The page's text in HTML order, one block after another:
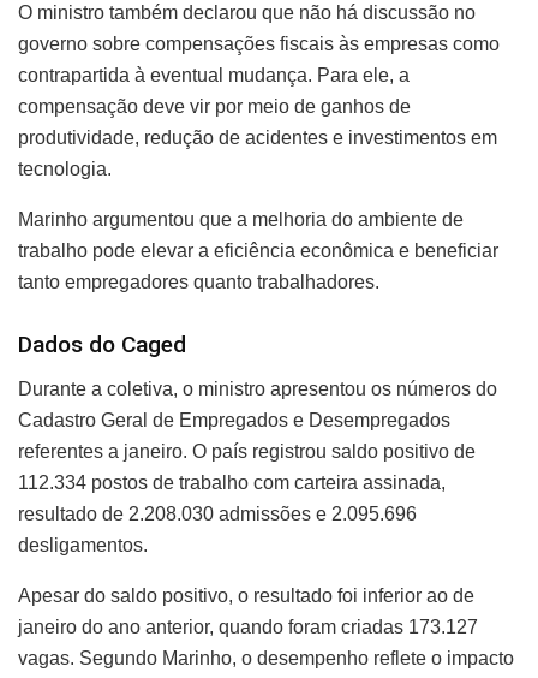
O ministro também declarou que não há discussão no
governo sobre compensações fiscais às empresas como
contrapartida à eventual mudança. Para ele, a
compensação deve vir por meio de ganhos de
produtividade, redução de acidentes e investimentos em
tecnologia.
Marinho argumentou que a melhoria do ambiente de
trabalho pode elevar a eficiência econômica e beneficiar
tanto empregadores quanto trabalhadores.
Dados do Caged
Durante a coletiva, o ministro apresentou os números do
Cadastro Geral de Empregados e Desempregados
referentes a janeiro. O país registrou saldo positivo de
112.334 postos de trabalho com carteira assinada,
resultado de 2.208.030 admissões e 2.095.696
desligamentos.
Apesar do saldo positivo, o resultado foi inferior ao de
janeiro do ano anterior, quando foram criadas 173.127
vagas. Segundo Marinho, o desempenho reflete o impacto